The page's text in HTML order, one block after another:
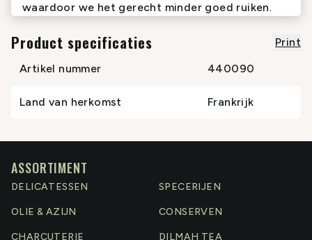
waardoor we het gerecht minder goed ruiken.
Product specificaties
Print
Artikel nummer
440090
Land van herkomst Frankrijk
ASSORTIMENT
DELICATESSEN SPECERIJEN
OLIE & AZIJN CONSERVEN
CHARCUTERIE DILMAH TEA